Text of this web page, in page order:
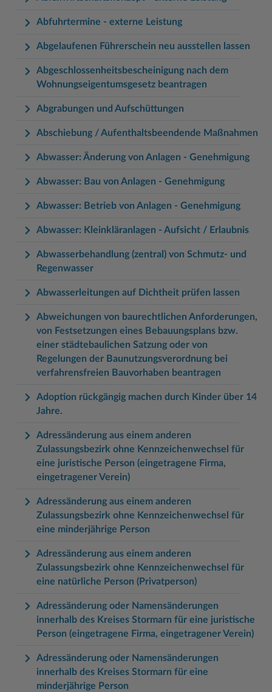
Woche der Seelischen Gesundheit
#MeinStormarn
Karrieretag
Zahlen, Daten, Fakten
Abfuhrtermine - externe Leistung
Abgelaufenen Führerschein neu ausstellen lassen
Abgeschlossenheitsbescheinigung nach dem
Wohnungseigentumsgesetz beantragen
Abgrabungen und Aufschüttungen
Abschiebung / Aufenthaltsbeendende Maßnahmen
Abwasser: Änderung von Anlagen - Genehmigung
Abwasser: Bau von Anlagen - Genehmigung
Abwasser: Betrieb von Anlagen - Genehmigung
Abwasser: Kleinkläranlagen - Aufsicht / Erlaubnis
Abwasserbehandlung (zentral) von Schmutz- und
Regenwasser
Abwasserleitungen auf Dichtheit prüfen lassen
Abweichungen von baurechtlichen Anforderungen,
von Festsetzungen eines Bebauungsplans bzw.
einer städtebaulichen Satzung oder von
Regelungen der Baunutzungsverordnung bei
verfahrensfreien Bauvorhaben beantragen
Adoption rückgängig machen durch Kinder über 14
Jahre.
Adressänderung aus einem anderen
Zulassungsbezirk ohne Kennzeichenwechsel für
eine juristische Person (eingetragene Firma,
eingetragener Verein)
Adressänderung aus einem anderen
Zulassungsbezirk ohne Kennzeichenwechsel für
eine minderjährige Person
Adressänderung aus einem anderen
Zulassungsbezirk ohne Kennzeichenwechsel für
eine natürliche Person (Privatperson)
Adressänderung oder Namensänderungen
innerhalb des Kreises Stormarn für eine juristische
Person (eingetragene Firma, eingetragener Verein)
Adressänderung oder Namensänderungen
innerhalb des Kreises Stormarn für eine
minderjährige Person